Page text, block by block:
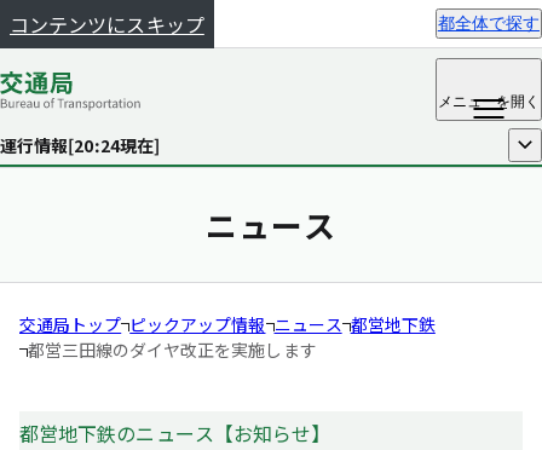
コンテンツにスキップ 都全体で探す
メニューを開く
運行情報[20:24現在] 開く
ニュース
交通局トップ ピックアップ情報 ニュース 都営地下鉄
都営三田線のダイヤ改正を実施します
都営地下鉄のニュース【お知らせ】